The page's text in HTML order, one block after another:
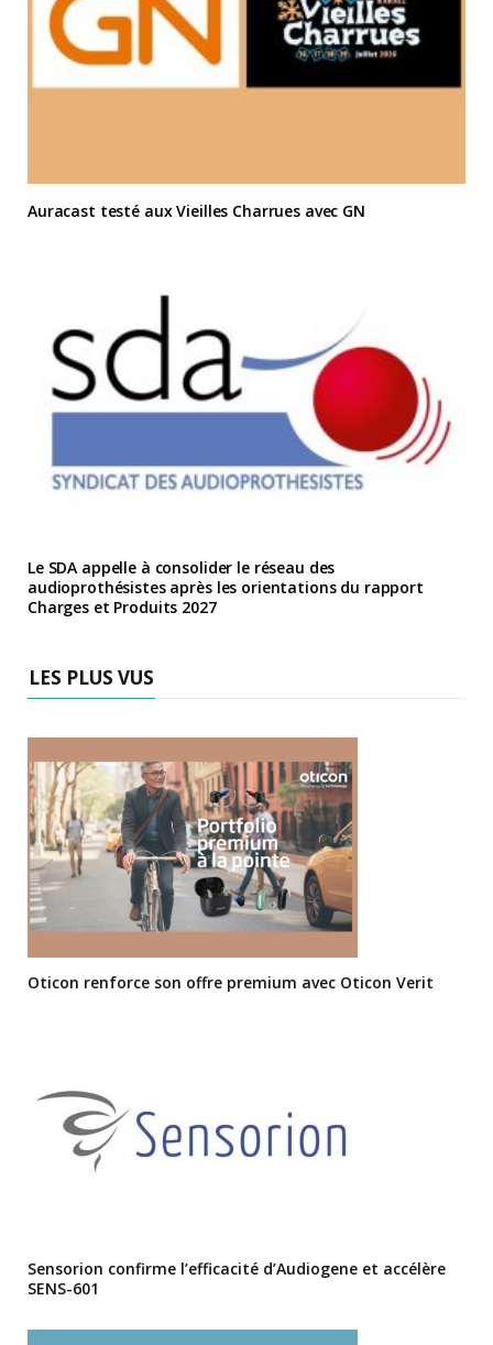
Auracast testé aux Vieilles Charrues avec GN
Le SDA appelle à consolider le réseau des
audioprothésistes après les orientations du rapport
Charges et Produits 2027
LES PLUS VUS
Oticon renforce son offre premium avec Oticon Verit
Sensorion confirme l’efficacité d’Audiogene et accélère
SENS-601